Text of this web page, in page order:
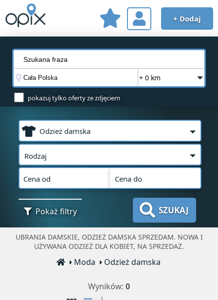
+ Dodaj
+ 0 km
pokazuj tylko oferty ze zdjęciem
Odzież damska
Rodzaj
Cena od Cena do
Pokaż filtry SZUKAJ
UBRANIA DAMSKIE, ODZIEŻ DAMSKA SPRZEDAM. NOWA I
UŻYWANA ODZIEŻ DLA KOBIET, NA SPRZEDAŻ.
Moda Odzież damska
Wyników: 0